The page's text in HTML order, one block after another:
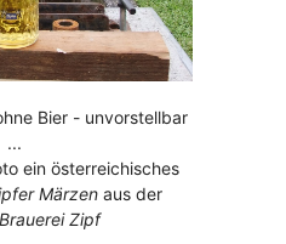
Bier - unvorstellbar
...
ein österreichisches
Märzen aus der
Brauerei Zipf